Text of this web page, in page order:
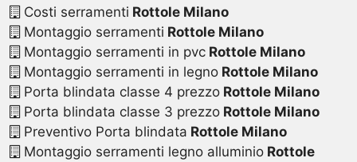
Costi serramenti Rottole Milano
Montaggio serramenti Rottole Milano
Montaggio serramenti in pvcRottole Milano
Montaggio serramenti in legnoRottole Milano
Porta blindata classe 4 prezzoRottole Milano
Porta blindata classe 3 prezzoRottole Milano
Preventivo Porta blindata Rottole Milano
Montaggio serramenti legno alluminioRottole